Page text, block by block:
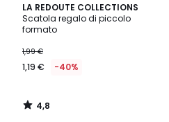
LA REDOUTE COLLECTIONS
Scatola regalo di piccolo
formato
1,99 €
1,19 € -40%
4,8
/ 5
4,8
/